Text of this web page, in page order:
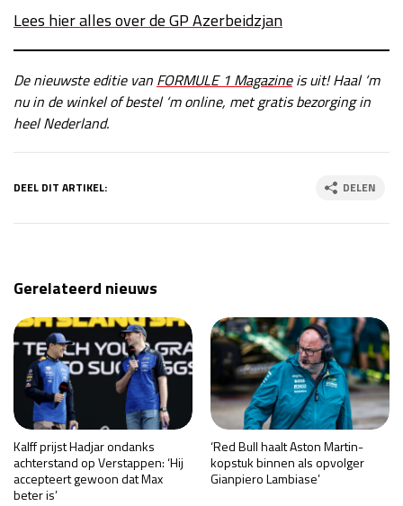
Lees hier alles over de GP Azerbeidzjan
De nieuwste editie van FORMULE 1 Magazineis uit! Haal ‘m
nu in de winkel of bestel ‘m online, met gratis bezorging in
heel Nederland.
DEEL DIT ARTIKEL: DELEN
Gerelateerd nieuws
Kalff prijst Hadjar ondanks
achterstand op Verstappen: ‘Hij
accepteert gewoon dat Max
beter is’
‘Red Bull haalt Aston Martin-
kopstuk binnen als opvolger
Gianpiero Lambiase’